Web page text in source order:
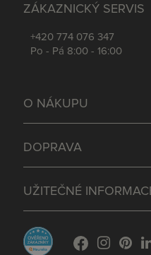
ZÁKAZNICKÝ SERVIS
+420 774 076 347
Po - Pá 8:00 - 16:00
O NÁKUPU
DOPRAVA
UŽITEČNÉ